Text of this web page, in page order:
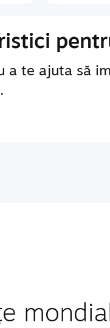
a te ajuta să